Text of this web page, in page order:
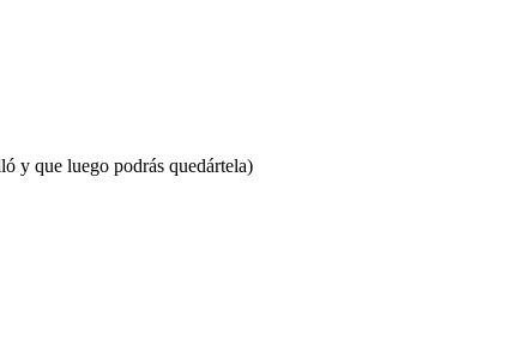
y que luego podrás quedártela)